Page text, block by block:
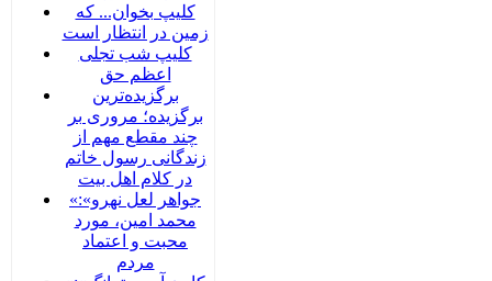
کلیپ بخوان... که
زمین در انتظار است
کلیپ شب تجلی
اعظم حق
برگزیده‌ترین
برگزیده؛ مروری بر
چند مقطع مهم از
زندگانی رسول خاتم
در کلام اهل بیت
«جواهر لعل نهرو»:
محمد امین، مورد
محبت و اعتماد
مردم